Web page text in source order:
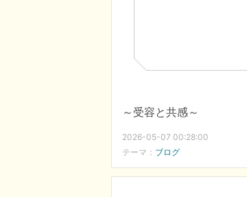
～受容と共感～
2026-05-07 00:28:00
テーマ： ブログ